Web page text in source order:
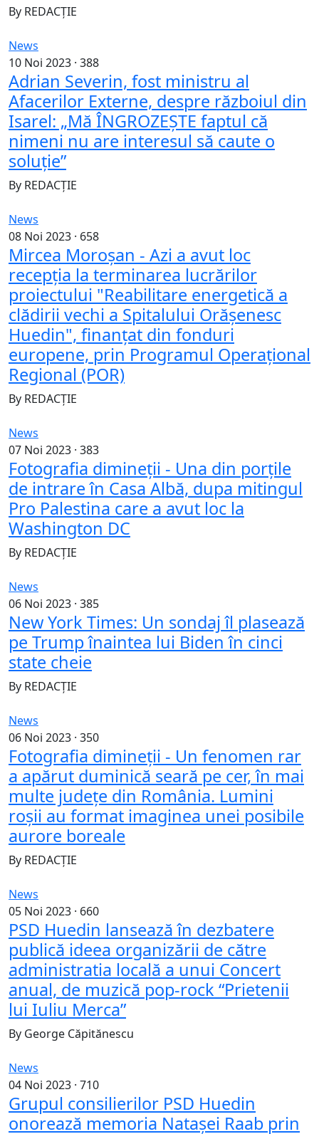
By REDACȚIE
News
10 Noi 2023 · 388
Adrian Severin, fost ministru al
Afacerilor Externe, despre războiul din
Isarel: „Mă ÎNGROZEȘTE faptul că
nimeni nu are interesul să caute o
soluție”
By REDACȚIE
News
08 Noi 2023 · 658
Mircea Moroșan - Azi a avut loc
recepția la terminarea lucrărilor
proiectului "Reabilitare energetică a
clădirii vechi a Spitalului Orășenesc
Huedin", finanțat din fonduri
europene, prin Programul Operațional
Regional (POR)
By REDACȚIE
News
07 Noi 2023 · 383
Fotografia dimineții - Una din porțile
de intrare în Casa Albă, dupa mitingul
Pro Palestina care a avut loc la
Washington DC
By REDACȚIE
News
06 Noi 2023 · 385
New York Times: Un sondaj îl plasează
pe Trump înaintea lui Biden în cinci
state cheie
By REDACȚIE
News
06 Noi 2023 · 350
Fotografia dimineții - Un fenomen rar
a apărut duminică seară pe cer, în mai
multe judeţe din România. Lumini
roşii au format imaginea unei posibile
aurore boreale
By REDACȚIE
News
05 Noi 2023 · 660
PSD Huedin lansează în dezbatere
publică ideea organizării de către
administratia locală a unui Concert
anual, de muzică pop-rock “Prietenii
lui Iuliu Merca”
By George Căpitănescu
News
04 Noi 2023 · 710
Grupul consilierilor PSD Huedin
onorează memoria Natașei Raab prin